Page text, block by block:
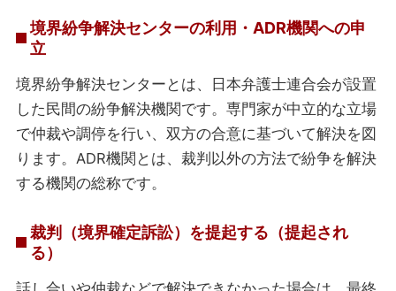
境界紛争解決センターの利用・ADR機関への申
立
境界紛争解決センターとは、日本弁護士連合会が設置
した民間の紛争解決機関です。専門家が中立的な立場
で仲裁や調停を行い、双方の合意に基づいて解決を図
ります。ADR機関とは、裁判以外の方法で紛争を解決
する機関の総称です。
裁判（境界確定訴訟）を提起する（提起され
る）